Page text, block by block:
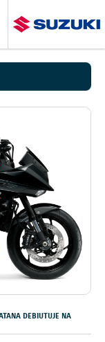
DEBIUTUJE NA